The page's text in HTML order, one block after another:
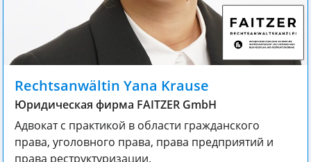
Rechtsanwältin Yana Krause
Юридическая фирма FAITZER GmbH
Адвокат с практикой в области гражданского
права, уголовного права, права предприятий и
права реструктуризации.